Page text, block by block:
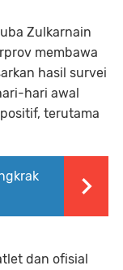
Zulkarnain
membawa
hasil survei
hari awal
terutama
dan ofisial